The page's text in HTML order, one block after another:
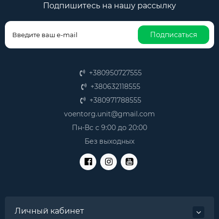
учитывать несколько ключевых факторов:
устойчивый к воздействию влаги, масел и
других агрессивных сред, обеспечивает
долговечность сумки и сохранность вашего
расположение карманов, отделений и
держателей должно соответствовать вашим
систематизировать инструмент.
Эргономика и комфорт: удобные ручки,
наплечные ремни и система распределения
веса обеспечат комфортную переноску даже
тяжелого инструмента.
Дополнительные функции: наличие
влагозащитного дна, усиленных углов и
светоотражающих элементов повысит
инструментов различных типов: для электриков,
сантехников, строителей, автомехаников и мастеров
Подпишитесь на нашу рассылку
Подписаться
+380950727555
+380632118555
+380971788555
voentorg.unit@gmail.com
Пн-Вс с 9:00 до 20:00
Без выходных
Личный кабинет